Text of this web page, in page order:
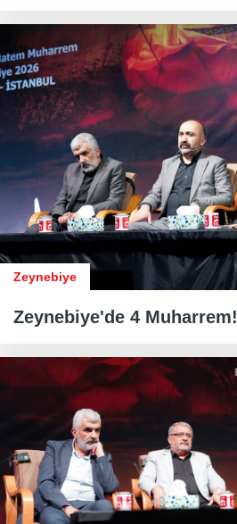
Zeynebiye
Zeynebiye'de 4 Muharrem!